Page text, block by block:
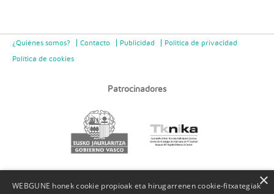
¿Quiénes somos? Contacto Publicidad Politica de privacidad
Política de cookies
Patrocinadores
WEBGUNE honek cookie propioak eta hirugarrenen cookie-fitxategiak×